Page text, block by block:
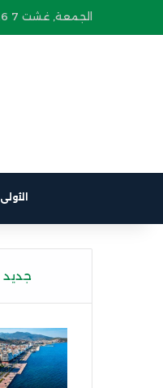
الجمعة, غشت 7 2026
الأولى
جديد